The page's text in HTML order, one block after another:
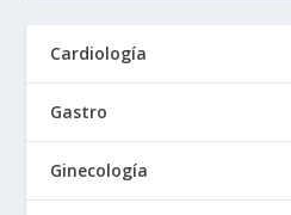
Cardiología
Gastro
Ginecología